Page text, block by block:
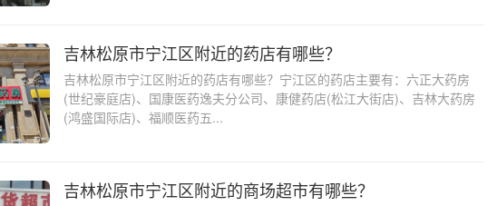
吉林松原市宁江区附近的药店有哪些？
吉林松原市宁江区附近的药店有哪些？宁江区的药店主要有：六正大药房
(世纪豪庭店)、国康医药逸夫分公司、康健药店(松江大街店)、吉林大药房
(鸿盛国际店)、福顺医药五...
吉林松原市宁江区附近的商场超市有哪些？